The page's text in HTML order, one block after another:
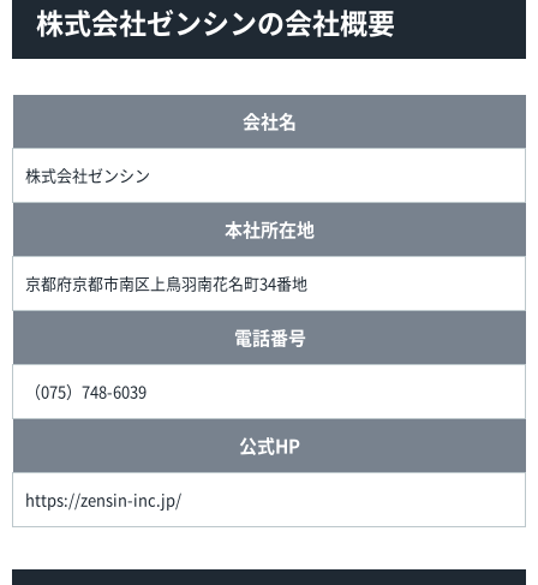
株式会社ゼンシンの会社概要
会社名
株式会社ゼンシン
本社所在地
京都府京都市南区上鳥羽南花名町34番地
電話番号
（075）748-6039
公式HP
https://zensin-inc.jp/